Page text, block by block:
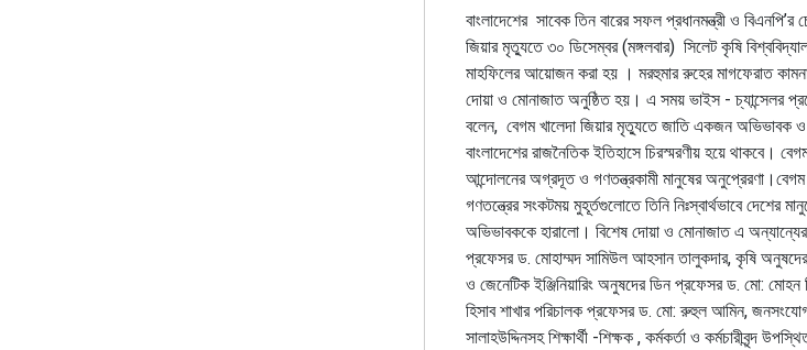
বাংলাদেশের সাবেক তিন বারের সফল প্রধানমন্ত্রী ও
জিয়ার মৃত্যুতে ৩০ ডিসেম্বর (মঙ্গলবার) সিলেট কৃষি
মাহফিলের আয়োজন করা হয় । মরহুমার রুহের মাগফেরাত
দোয়া ও মোনাজাত অনুষ্ঠিত হয়। এ সময় ভাইস - চ্যান্সেলর
বলেন, বেগম খালেদা জিয়ার মৃত্যুতে জাতি একজন অভিভাবক ও
বাংলাদেশের রাজনৈতিক ইতিহাসে চিরস্মরণীয় হয়ে থাকবে।
আন্দোলনের অগ্রদূত ও গণতন্ত্রকামী মানুষের
গণতন্ত্রের সংকটময় মুহূর্তগুলোতে তিনি নিঃস্বার্থভাবে দেশের
অভিভাবককে হারালো। বিশেষ দোয়া ও মোনাজাত এ অন্যান্যের
প্রফেসর ড. মোহাম্মদ সামিউল আহসান তালুকদার, কৃষি
ও জেনেটিক ইঞ্জিনিয়ারিং অনুষদের ডিন প্রফেসর ড. মো:
হিসাব শাখার পরিচালক প্রফেসর ড. মো: রুহুল আমিন,
সালাহউদ্দিনসহ শিক্ষার্থী -শিক্ষক , কর্মকর্তা ও কর্মচারীবৃন্দ